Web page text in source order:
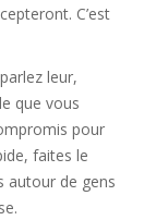
C’est
leur,
que vous
pour
faites le
autour de gens